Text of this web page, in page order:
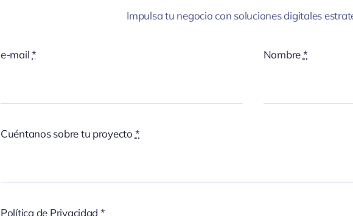
Impulsa tu negocio con soluciones digitales
e-mail* Nombre*
Cuéntanos sobre tu proyecto *
Política de Privacidad *